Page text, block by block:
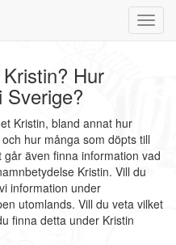
Hur
Sverige?
Kristin, bland annat hur
hur många som döpts till
även finna information vad
Kristin. Vill du
information under
utomlands. Vill du veta vilket
finna detta under Kristin